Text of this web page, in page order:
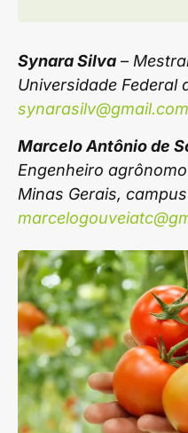
Synara Silva –
Universidade Federal
synarasilv@gmail.com
Marcelo Antônio de
Engenheiro
Minas Gerais,